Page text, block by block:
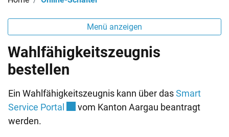
Menü anzeigen
Wahlfähigkeitszeugnis
bestellen
Ein Wahlfähigkeitszeugnis kann über dasSmart
Service Portal
Externer Link wird in einem neuen
vom Kanton Aargau beantragt
werden.